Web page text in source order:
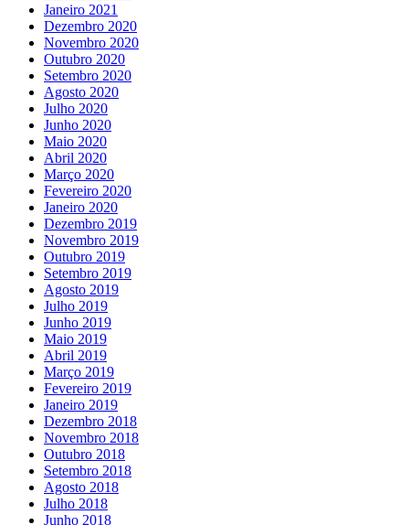
Janeiro 2021
Dezembro 2020
Novembro 2020
Outubro 2020
Setembro 2020
Agosto 2020
Julho 2020
Junho 2020
Maio 2020
Abril 2020
Março 2020
Fevereiro 2020
Janeiro 2020
Dezembro 2019
Novembro 2019
Outubro 2019
Setembro 2019
Agosto 2019
Julho 2019
Junho 2019
Maio 2019
Abril 2019
Março 2019
Fevereiro 2019
Janeiro 2019
Dezembro 2018
Novembro 2018
Outubro 2018
Setembro 2018
Agosto 2018
Julho 2018
Junho 2018